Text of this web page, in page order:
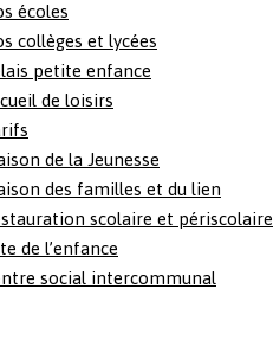
écoles
collèges et lycées
petite enfance
de loisirs
de la Jeunesse
des familles et du lien
scolaire et périscolaire
de l’enfance
social intercommunal